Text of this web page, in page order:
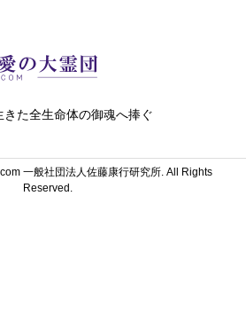
きた全生命体の御魂へ捧ぐ
一般社団法人佐藤康行研究所. All Rights
Reserved.